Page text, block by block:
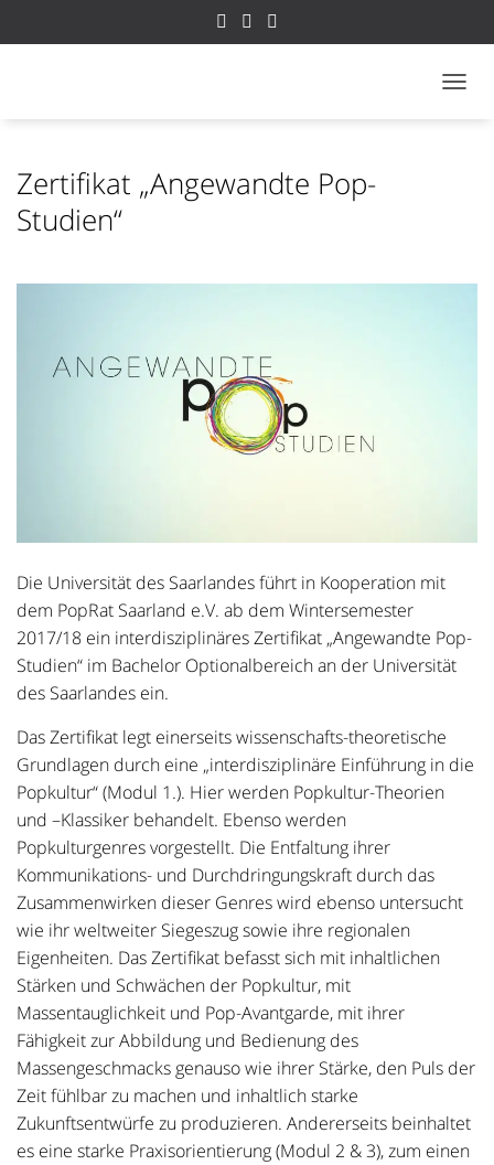
Zertifikat „Angewandte Pop-
Studien“
Die Universität des Saarlandes führt in Kooperation mit
dem PopRat Saarland e.V. ab dem Wintersemester
2017/18 ein interdisziplinäres Zertifikat „Angewandte Pop-
Studien“ im Bachelor Optionalbereich an der Universität
des Saarlandes ein.
Das Zertifikat legt einerseits wissenschafts-theoretische
Grundlagen durch eine „interdisziplinäre Einführung in die
Popkultur“ (Modul 1.). Hier werden Popkultur-Theorien
und –Klassiker behandelt. Ebenso werden
Popkulturgenres vorgestellt. Die Entfaltung ihrer
Kommunikations- und Durchdringungskraft durch das
Zusammenwirken dieser Genres wird ebenso untersucht
wie ihr weltweiter Siegeszug sowie ihre regionalen
Eigenheiten. Das Zertifikat befasst sich mit inhaltlichen
Stärken und Schwächen der Popkultur, mit
Massentauglichkeit und Pop-Avantgarde, mit ihrer
Fähigkeit zur Abbildung und Bedienung des
Massengeschmacks genauso wie ihrer Stärke, den Puls der
Zeit fühlbar zu machen und inhaltlich starke
Zukunftsentwürfe zu produzieren. Andererseits beinhaltet
es eine starke Praxisorientierung (Modul 2 & 3), zum einen